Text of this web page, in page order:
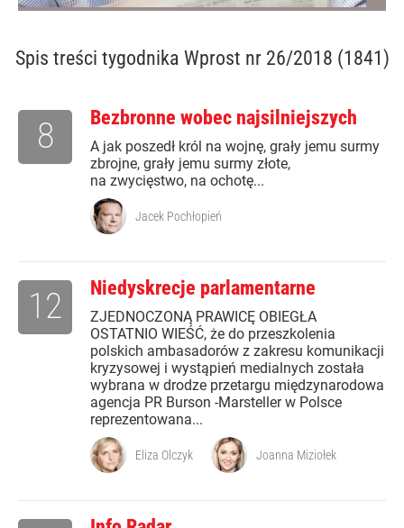
Spis treści tygodnika Wprost nr 26/2018 (1841)
Bezbronne wobec najsilniejszych
A jak poszedł król na wojnę, grały jemu surmy
zbrojne, grały jemu surmy złote,
na zwycięstwo, na ochotę...
8
Jacek Pochłopień
Niedyskrecje parlamentarne
ZJEDNOCZONĄ PRAWICĘ OBIEGŁA
OSTATNIO WIEŚĆ, że do przeszkolenia
polskich ambasadorów z zakresu komunikacji
kryzysowej i wystąpień medialnych została
wybrana w drodze przetargu międzynarodowa
agencja PR Burson -Marsteller w Polsce
reprezentowana...
12
Eliza Olczyk Joanna Miziołek